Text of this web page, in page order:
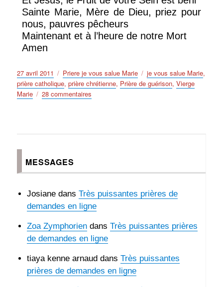
Sainte Marie, Mère de Dieu, priez pour
nous, pauvres pêcheurs
Maintenant et à l’heure de notre Mort
Amen
Publié
le
27 avril 2011 Catégories
Priere je vous salue Marie Étiquettes
je vous salue Marie,
prière catholique,prière chrétienne, Prière de guérison,Vierge
Marie
28 commentaires
salue
catholique
la
Vierge
MESSAGES
Josiane dansTrès puissantes prières de
demandes en ligne
Zoa Zymphorien dansTrès puissantes prières
de demandes en ligne
tiaya kenne arnaud dansTrès puissantes
prières de demandes en ligne